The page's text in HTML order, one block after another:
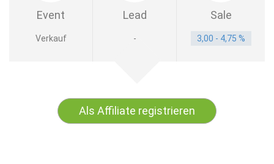
Event Lead Sale
Verkauf - 3,00 - 4,75 %
Als Affiliate registrieren